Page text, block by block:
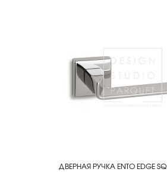
КУПИТЬ
ДВЕРНАЯ РУЧКА ENTO EDGE SQ